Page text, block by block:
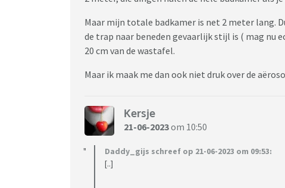
Maar mijn totale badkamer is net 2 meter lang.
de trap naar beneden gevaarlijk stijl is ( mag nu
20 cm van de wastafel.
Maar ik maak me dan ook niet druk over de
Kersje
21-06-2023om 10:50
Daddy_gijs schreef op 21-06-2023 om 09:53:
[..]